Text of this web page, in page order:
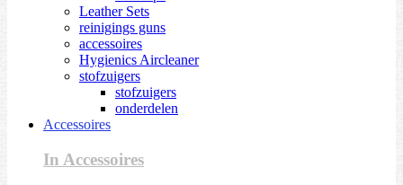
Leather Sets
reinigings guns
accessoires
Hygienics Aircleaner
stofzuigers
stofzuigers
onderdelen
Accessoires
In Accessoires